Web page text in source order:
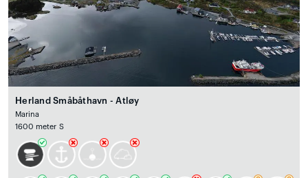
Herland Småbåthavn - Atløy
Marina
1600 meter S